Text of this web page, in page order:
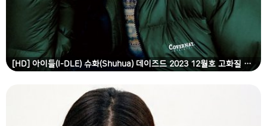
[HD] 아이들(I-DLE) 슈화(Shuhua) 데이즈드 2023 12월호 고화질 화보